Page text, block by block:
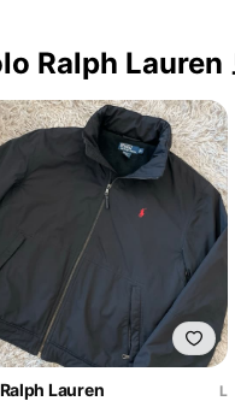
Ralph Lauren
Lauren
L